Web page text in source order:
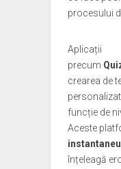
procesului
Aplicații
precum
crearea de
funcție de
Aceste
instantaneu
înțeleagă